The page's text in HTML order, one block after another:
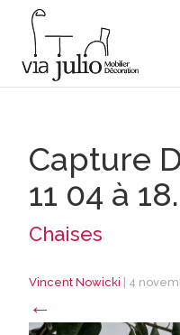
Capture
11 04 à
Chaises
Vincent Nowicki 4
←